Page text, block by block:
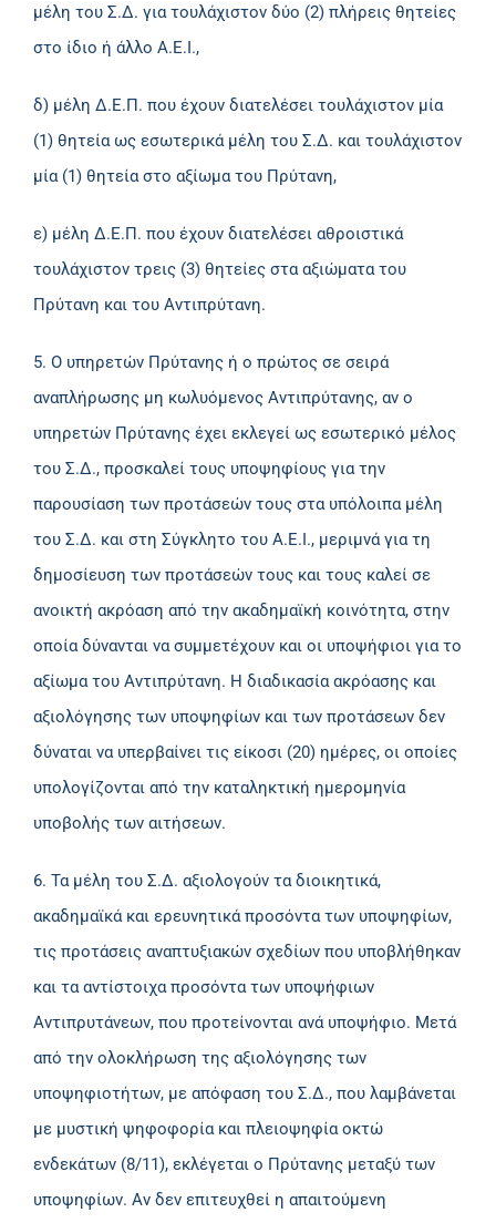
μέλη του Σ.Δ. για τουλάχιστον δύο (2) πλήρεις θητείες
στο ίδιο ή άλλο Α.Ε.Ι.,
δ) μέλη Δ.Ε.Π. που έχουν διατελέσει τουλάχιστον μία
(1) θητεία ως εσωτερικά μέλη του Σ.Δ. και τουλάχιστον
μία (1) θητεία στο αξίωμα του Πρύτανη,
ε) μέλη Δ.Ε.Π. που έχουν διατελέσει αθροιστικά
τουλάχιστον τρεις (3) θητείες στα αξιώματα του
Πρύτανη και του Αντιπρύτανη.
5. Ο υπηρετών Πρύτανης ή ο πρώτος σε σειρά
αναπλήρωσης μη κωλυόμενος Αντιπρύτανης, αν ο
υπηρετών Πρύτανης έχει εκλεγεί ως εσωτερικό μέλος
του Σ.Δ., προσκαλεί τους υποψηφίους για την
παρουσίαση των προτάσεών τους στα υπόλοιπα μέλη
του Σ.Δ. και στη Σύγκλητο του Α.Ε.Ι., μεριμνά για τη
δημοσίευση των προτάσεών τους και τους καλεί σε
ανοικτή ακρόαση από την ακαδημαϊκή κοινότητα, στην
οποία δύνανται να συμμετέχουν και οι υποψήφιοι για το
αξίωμα του Αντιπρύτανη. Η διαδικασία ακρόασης και
αξιολόγησης των υποψηφίων και των προτάσεων δεν
δύναται να υπερβαίνει τις είκοσι (20) ημέρες, οι οποίες
υπολογίζονται από την καταληκτική ημερομηνία
υποβολής των αιτήσεων.
6. Τα μέλη του Σ.Δ. αξιολογούν τα διοικητικά,
ακαδημαϊκά και ερευνητικά προσόντα των υποψηφίων,
τις προτάσεις αναπτυξιακών σχεδίων που υποβλήθηκαν
και τα αντίστοιχα προσόντα των υποψήφιων
Αντιπρυτάνεων, που προτείνονται ανά υποψήφιο. Μετά
από την ολοκλήρωση της αξιολόγησης των
υποψηφιοτήτων, με απόφαση του Σ.Δ., που λαμβάνεται
με μυστική ψηφοφορία και πλειοψηφία οκτώ
ενδεκάτων (8/11), εκλέγεται ο Πρύτανης μεταξύ των
υποψηφίων. Αν δεν επιτευχθεί η απαιτούμενη